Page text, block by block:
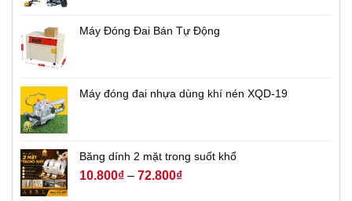
Máy Đóng Đai Bán Tự Động
Máy đóng đai nhựa dùng khí nén XQD-19
Băng dính 2 mặt trong suốt khổ
10.800₫ – 72.800₫